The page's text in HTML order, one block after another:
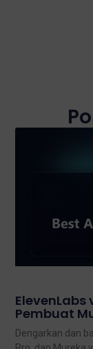
ElevenLabs
Pembuat
Dengarkan dan